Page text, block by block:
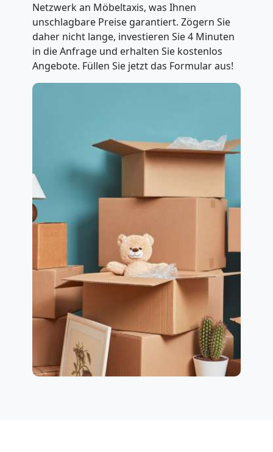
Netzwerk an Möbeltaxis, was Ihnen
unschlagbare Preise garantiert. Zögern Sie
daher nicht lange, investieren Sie 4 Minuten
in die Anfrage und erhalten Sie kostenlos
Angebote. Füllen Sie jetzt das Formular aus!